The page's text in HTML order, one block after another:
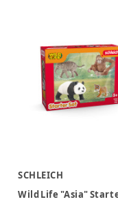
SCHLEICH
Wild Life "Asia"